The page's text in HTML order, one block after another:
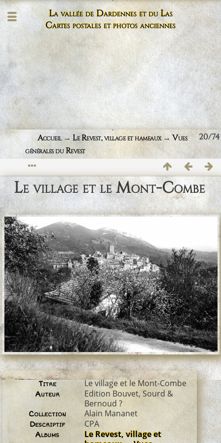
La vallée de Dardennes et du Las
Cartes postales et photos anciennes
20/74
Accueil→Le Revest, village et hameaux→Vues
générales du Revest
Le village et le Mont-Combe
Titre Le village et le Mont-Combe
Auteur
Edition Bouvet, Sourd &
Bernoud ?
Collection Alain Mananet
Descriptif CPA
Albums
Le Revest, village et